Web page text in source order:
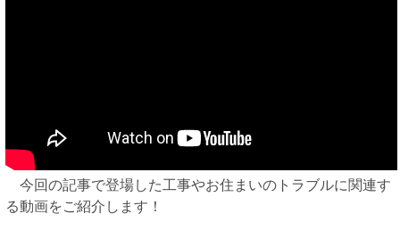
今回の記事で登場した工事やお住まいのトラブルに関連す
る動画をご紹介します！